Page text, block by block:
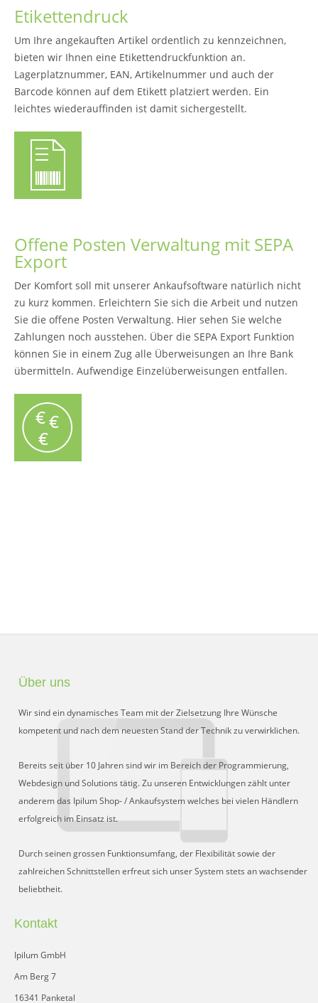
Etikettendruck
Um Ihre angekauften Artikel ordentlich zu kennzeichnen,
bieten wir Ihnen eine Etikettendruckfunktion an.
Lagerplatznummer, EAN, Artikelnummer und auch der
Barcode können auf dem Etikett platziert werden. Ein
leichtes wiederauffinden ist damit sichergestellt.
Offene Posten Verwaltung mit SEPA
Export
Der Komfort soll mit unserer Ankaufsoftware natürlich nicht
zu kurz kommen. Erleichtern Sie sich die Arbeit und nutzen
Sie die offene Posten Verwaltung. Hier sehen Sie welche
Zahlungen noch ausstehen. Über die SEPA Export Funktion
können Sie in einem Zug alle Überweisungen an Ihre Bank
übermitteln. Aufwendige Einzelüberweisungen entfallen.
Über uns
Wir sind ein dynamisches Team mit der Zielsetzung Ihre Wünsche
kompetent und nach dem neuesten Stand der Technik zu verwirklichen.
Bereits seit über 10 Jahren sind wir im Bereich der Programmierung,
Webdesign und Solutions tätig. Zu unseren Entwicklungen zählt unter
anderem das Ipilum Shop- / Ankaufsystem welches bei vielen Händlern
erfolgreich im Einsatz ist.
Durch seinen grossen Funktionsumfang, der Flexibilität sowie der
zahlreichen Schnittstellen erfreut sich unser System stets an wachsender
beliebtheit.
Kontakt
Ipilum GmbH
Am Berg 7
16341 Panketal